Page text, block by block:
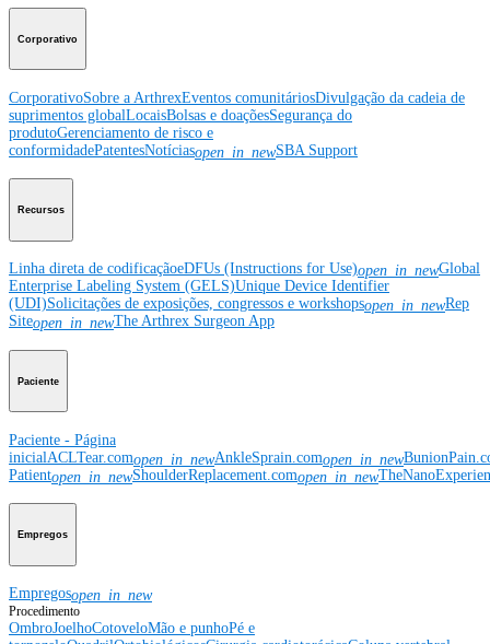
Corporativo
CorporativoSobre a ArthrexEventos comunitáriosDivulgação da cadeia de
suprimentos globalLocaisBolsas e doaçõesSegurança do
produtoGerenciamento de risco e
conformidadePatentesNotíciasopen_in_newSBA Support
Recursos
Linha direta de codificaçãoeDFUs (Instructions for Use)open_in_newGlobal
Enterprise Labeling System (GELS)Unique Device Identifier
(UDI)Solicitações de exposições, congressos e workshopsopen_in_newRep
Siteopen_in_newThe Arthrex Surgeon App
Paciente
Paciente - Página
inicial ACLTear.comopen_in_newAnkleSprain.comopen_in_new
Patientopen_in_newShoulderReplacement.comopen_in_new
Empregos
Empregosopen_in_new
Procedimento
OmbroJoelhoCotoveloMão e punhoPé e